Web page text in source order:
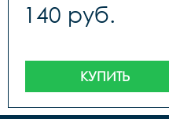
140 руб.
КУПИТЬ